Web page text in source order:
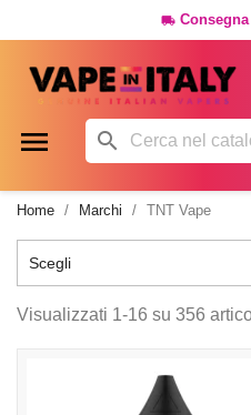

 
Home Marchi TNT Vape
Scegli
Visualizzati 1-16 su 356